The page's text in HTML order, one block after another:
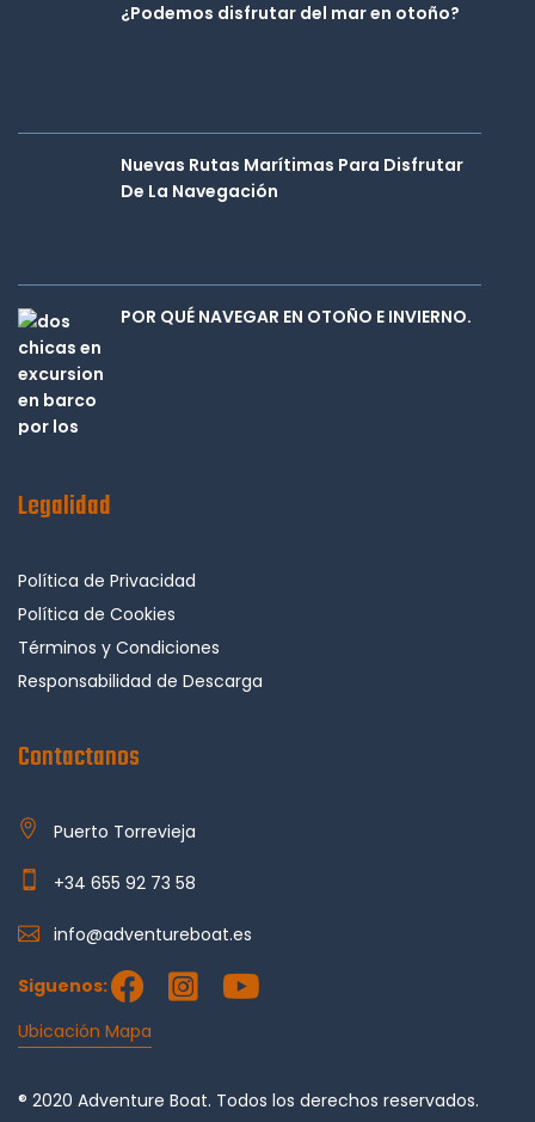
¿Podemos disfrutar del mar en otoño?
Nuevas Rutas Marítimas Para Disfrutar
De La Navegación
POR QUÉ NAVEGAR EN OTOÑO E INVIERNO.
Legalidad
Política de Privacidad
Política de Cookies
Términos y Condiciones
Responsabilidad de Descarga
Contactanos
Puerto Torrevieja
+34 655 92 73 58
info@adventureboat.es
Siguenos:
Ubicación Mapa
® 2020 Adventure Boat. Todos los derechos reservados.